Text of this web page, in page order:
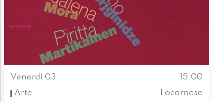
Venerdì 03
15.00
Arte
Locarnese